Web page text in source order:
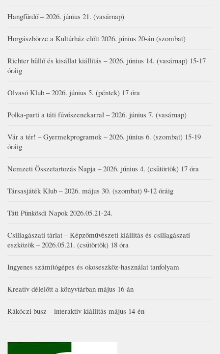
Hangfürdő – 2026. június 21. (vasárnap)
Horgászbörze a Kultúrház előtt 2026. június 20-án (szombat)
Richter hüllő és kisállat kiállítás – 2026. június 14. (vasárnap) 15-17
óráig
Olvasó Klub – 2026. június 5. (péntek) 17 óra
Polka-parti a táti fúvószenekarral – 2026. június 7. (vasárnap)
Vár a tér! – Gyermekprogramok – 2026. június 6. (szombat) 15-19
óráig
Nemzeti Összetartozás Napja – 2026. június 4. (csütörtök) 17 óra
Társasjáték Klub – 2026. május 30. (szombat) 9-12 óráig
Táti Pünkösdi Napok 2026.05.21-24.
Csillagászati tárlat – Képzőművészeti kiállítás és csillagászati
eszközök – 2026.05.21. (csütörtök) 18 óra
Ingyenes számítógépes és okoseszköz-használat tanfolyam
Kreatív délelőtt a könyvtárban május 16-án
Rákóczi busz – interaktív kiállítás május 14-én